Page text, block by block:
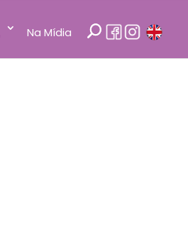
Na Mídia